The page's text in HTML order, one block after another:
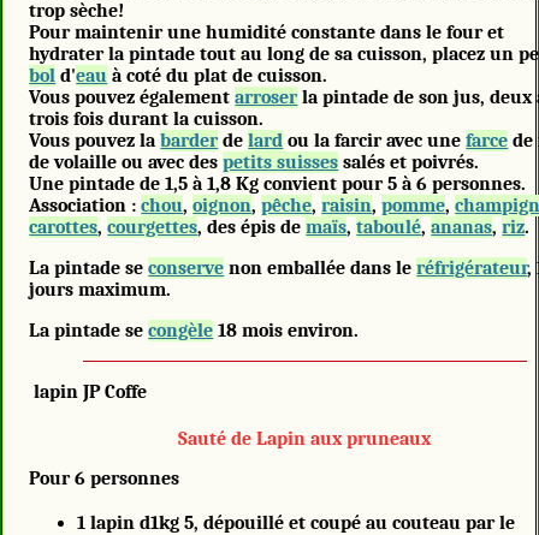
trop sèche!
Pour maintenir une humidité constante dans le four et
hydrater la pintade tout au long de sa cuisson, placez un
bol d'eau à coté du plat de cuisson.
Vous pouvez égalementarroserla pintade de son jus, deux
trois fois durant la cuisson.
Vous pouvez labarderdelard ou la farcir avec unefarce de
de volaille ou avec despetits suisses salés et poivrés.
Une pintade de 1,5 à 1,8 Kg convient pour 5 à 6 personnes.
Association :chou,oignon,pêche,raisin,pomme,
carottes,courgettes, des épis demaïs,taboulé,ananas,riz.
La pintade seconserve non emballée dans leréfrigérateur,
jours maximum.
La pintadesecongèle 18 mois environ.
lapin JP Coffe
Sauté de Lapin aux pruneaux
Pour 6 personnes
1 lapin d1kg 5, dépouillé et coupé au couteau par le